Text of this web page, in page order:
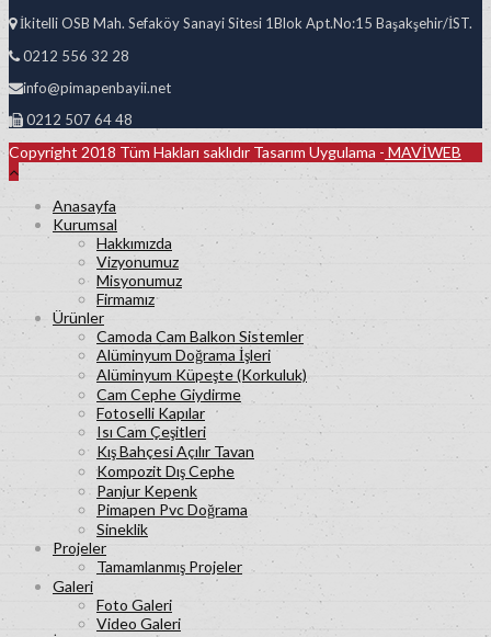
İkitelli OSB Mah. Sefaköy Sanayi Sitesi 1Blok Apt.No:15 Başakşehir/İST.
0212 556 32 28
info@pimapenbayii.net
0212 507 64 48
Copyright 2018 Tüm Hakları saklıdır Tasarım Uygulama - MAVİWEB
Anasayfa
Kurumsal
Hakkımızda
Vizyonumuz
Misyonumuz
Firmamız
Ürünler
Camoda Cam Balkon Sistemler
Alüminyum Doğrama İşleri
Alüminyum Küpeşte (Korkuluk)
Cam Cephe Giydirme
Fotoselli Kapılar
Isı Cam Çeşitleri
Kış Bahçesi Açılır Tavan
Kompozit Dış Cephe
Panjur Kepenk
Pimapen Pvc Doğrama
Sineklik
Projeler
Tamamlanmış Projeler
Galeri
Foto Galeri
Video Galeri